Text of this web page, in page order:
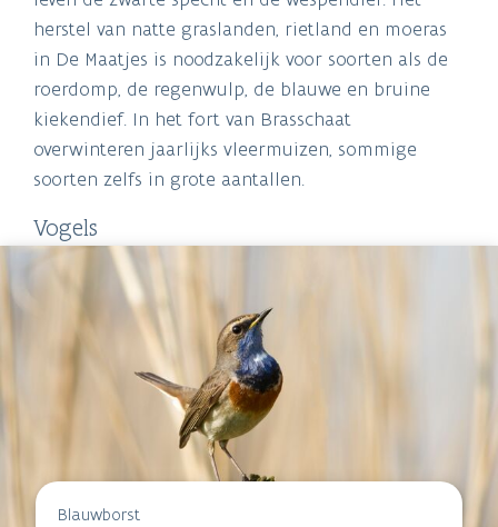
herstel van natte graslanden, rietland en moeras
in De Maatjes is noodzakelijk voor soorten als de
roerdomp, de regenwulp, de blauwe en bruine
kiekendief. In het fort van Brasschaat
overwinteren jaarlijks vleermuizen, sommige
soorten zelfs in grote aantallen.
Vogels
Blauwborst